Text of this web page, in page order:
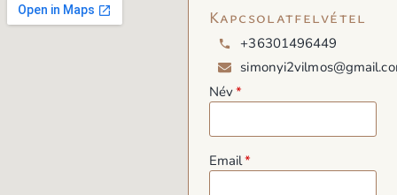
Kapcsolatfelvétel
+36301496449
Név
Email